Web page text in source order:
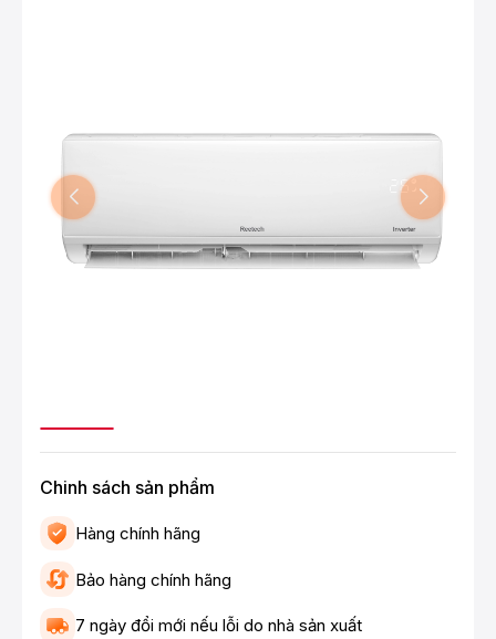
Chinh sách sản phẩm
Hàng chính hãng
Bảo hàng chính hãng
7 ngày đổi mới nếu lỗi do nhà sản xuất